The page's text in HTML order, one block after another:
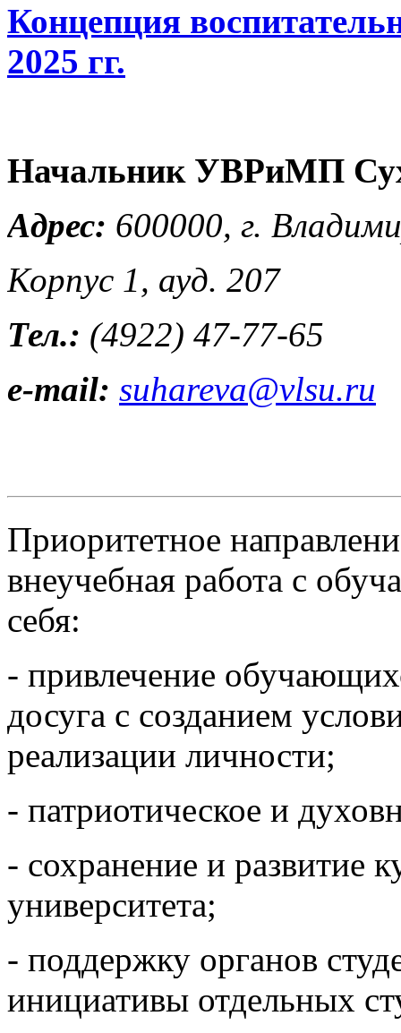
Концепция
2025 гг.
Начальник УВРиМП
Адрес: 600000, г.
Корпус 1, ауд. 207
Тел.: (4922) 47-77-65
e-mail: suhareva@vlsu.ru
Приоритетное
внеучебная работа с
себя:
- привлечение
досуга с созданием
реализации личности;
- патриотическое и
- сохранение и развитие
университета;
- поддержку органов
инициативы отдельных